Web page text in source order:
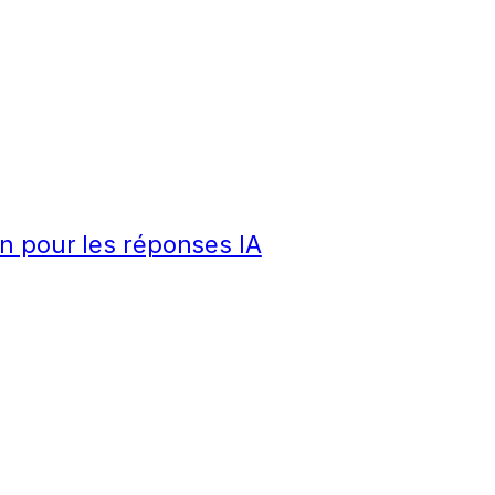
pour les réponses IA